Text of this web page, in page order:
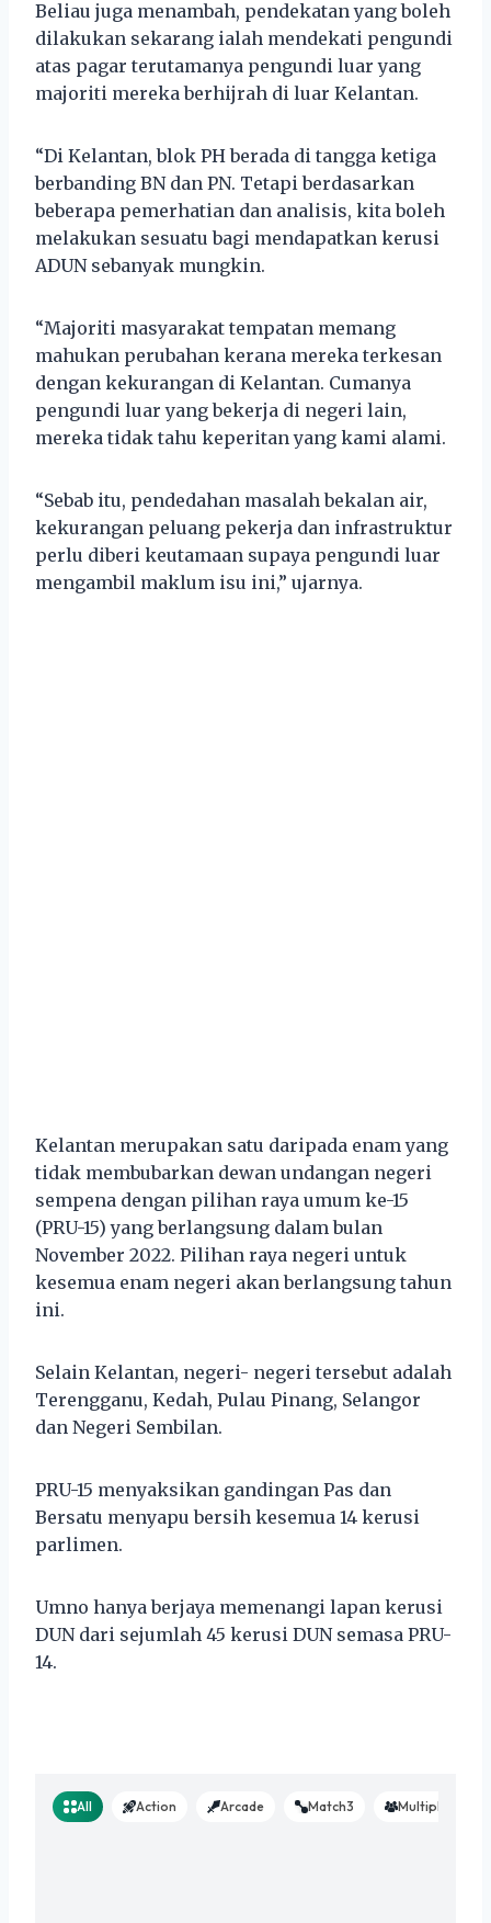
Beliau juga menambah, pendekatan yang boleh
dilakukan sekarang ialah mendekati pengundi
atas pagar terutamanya pengundi luar yang
majoriti mereka berhijrah di luar Kelantan.
“Di Kelantan, blok PH berada di tangga ketiga
berbanding BN dan PN. Tetapi berdasarkan
beberapa pemerhatian dan analisis, kita boleh
melakukan sesuatu bagi mendapatkan kerusi
ADUN sebanyak mungkin.
“Majoriti masyarakat tempatan memang
mahukan perubahan kerana mereka terkesan
dengan kekurangan di Kelantan. Cumanya
pengundi luar yang bekerja di negeri lain,
mereka tidak tahu keperitan yang kami alami.
“Sebab itu, pendedahan masalah bekalan air,
kekurangan peluang pekerja dan infrastruktur
perlu diberi keutamaan supaya pengundi luar
mengambil maklum isu ini,” ujarnya.
Kelantan merupakan satu daripada enam yang
tidak membubarkan dewan undangan negeri
sempena dengan pilihan raya umum ke-15
(PRU-15) yang berlangsung dalam bulan
November 2022. Pilihan raya negeri untuk
kesemua enam negeri akan berlangsung tahun
ini.
Selain Kelantan, negeri- negeri tersebut adalah
Terengganu, Kedah, Pulau Pinang, Selangor
dan Negeri Sembilan.
PRU-15 menyaksikan gandingan Pas dan
Bersatu menyapu bersih kesemua 14 kerusi
parlimen.
Umno hanya berjaya memenangi lapan kerusi
DUN dari sejumlah 45 kerusi DUN semasa PRU-
14.